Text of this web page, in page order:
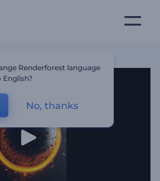
Renderforest language
English?
No, thanks